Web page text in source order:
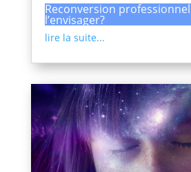
Reconversion
l’envisager?
lire la suite...